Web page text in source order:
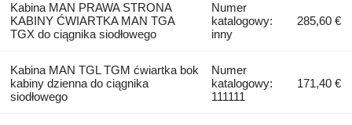
Kabina MAN PRAWA STRONA
KABINY ĆWIARTKA MAN TGA
TGX do ciągnika siodłowego
Numer
katalogowy:
inny
285,60 €
Kabina MAN TGL TGM ćwiartka bok
kabiny dzienna do ciągnika
siodłowego
Numer
katalogowy:
111111
171,40 €